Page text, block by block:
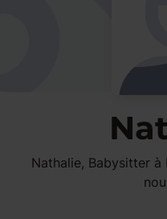
Nathalie, Babysitter